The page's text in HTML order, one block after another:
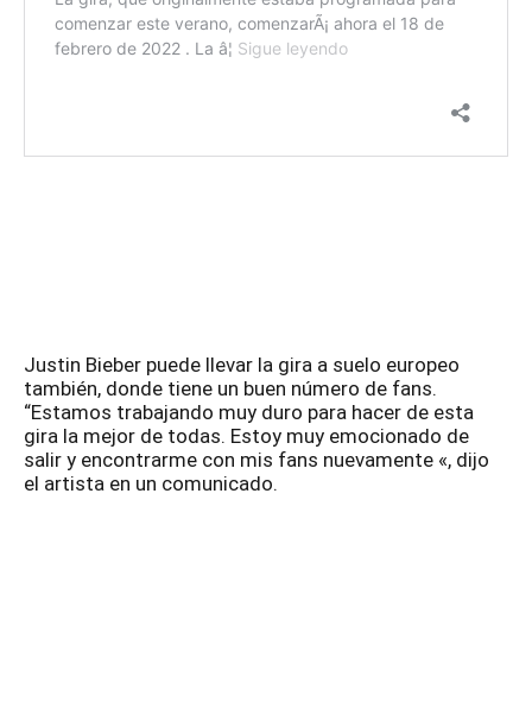
Justin Bieber puede llevar la gira a suelo europeo
también, donde tiene un buen número de fans.
“Estamos trabajando muy duro para hacer de esta
gira la mejor de todas. Estoy muy emocionado de
salir y encontrarme con mis fans nuevamente «, dijo
el artista en un comunicado.